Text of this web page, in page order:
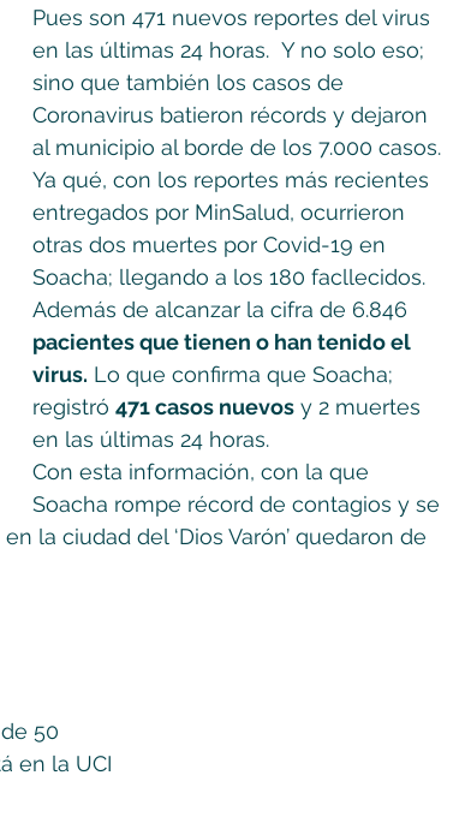
Pues son 471 nuevos reportes del virus
en las últimas 24 horas.  Y no solo eso;
sino que también los casos de
Coronavirus batieron récords y dejaron
al municipio al borde de los 7.000 casos.
Ya qué, con los reportes más recientes
entregados por MinSalud, ocurrieron
otras dos muertes por Covid-19 en
Soacha; llegando a los 180 facllecidos.
Además de alcanzar la cifra de 6.846
pacientes que tienen o han tenido el
virus. Lo que confirma que Soacha;
registró 471 casos nuevos y 2 muertes
en las últimas 24 horas.
Con esta información, con la que
Soacha rompe récord de contagios y se
la ciudad del ‘Dios Varón’ quedaron de
50
en la UCI